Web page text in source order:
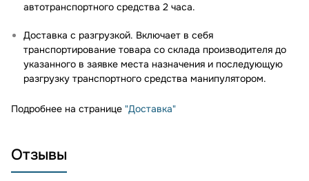
автотранспортного средства 2 часа.
Доставка с разгрузкой. Включает в себя
транспортирование товара со склада производителя до
указанного в заявке места назначения и последующую
разгрузку транспортного средства манипулятором.
Подробнее на странице "Доставка"
Отзывы